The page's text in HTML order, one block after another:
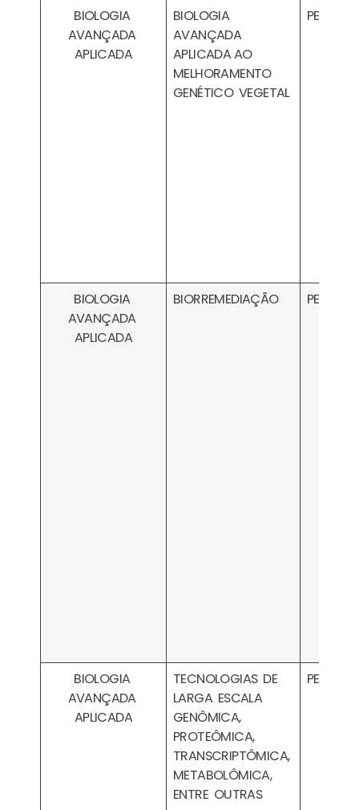
BIOLOGIA
AVANÇADA
APLICADA
BIOLOGIA
AVANÇADA
APLICADA AO
MELHORAMENTO
GENÉTICO VEGETAL
BIOLOGIA
AVANÇADA
APLICADA
BIORREMEDIAÇÃO
BIOLOGIA
AVANÇADA
APLICADA
TECNOLOGIAS DE
LARGA ESCALA
GENÔMICA,
PROTEÔMICA,
TRANSCRIPTÔMICA,
METABOLÔMICA,
ENTRE OUTRAS